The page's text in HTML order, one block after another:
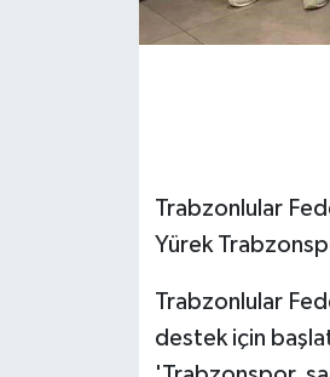
Trabzonlular
Yürek
Trabzonlular
destek için
HABERDE İNSAN
İş Dünyası